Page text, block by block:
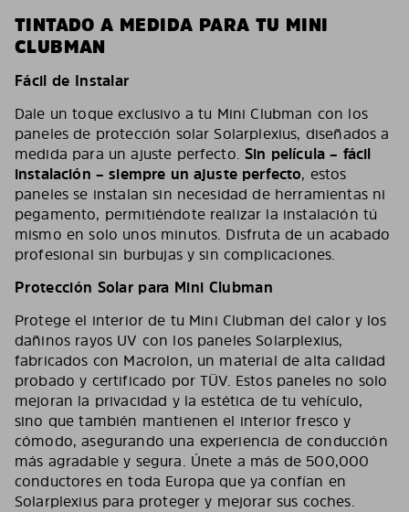
TINTADO A MEDIDA PARA TU MINI
CLUBMAN
Fácil de Instalar
Dale un toque exclusivo a tu Mini Clubman con los
paneles de protección solar Solarplexius, diseñados a
medida para un ajuste perfecto.Sin película – fácil
instalación – siempre un ajuste perfecto, estos
paneles se instalan sin necesidad de herramientas ni
pegamento, permitiéndote realizar la instalación tú
mismo en solo unos minutos. Disfruta de un acabado
profesional sin burbujas y sin complicaciones.
Protección Solar para Mini Clubman
Protege el interior de tu Mini Clubman del calor y los
dañinos rayos UV con los paneles Solarplexius,
fabricados con Macrolon, un material de alta calidad
probado y certificado por TÜV. Estos paneles no solo
mejoran la privacidad y la estética de tu vehículo,
sino que también mantienen el interior fresco y
cómodo, asegurando una experiencia de conducción
más agradable y segura. Únete a más de 500,000
conductores en toda Europa que ya confían en
Solarplexius para proteger y mejorar sus coches.